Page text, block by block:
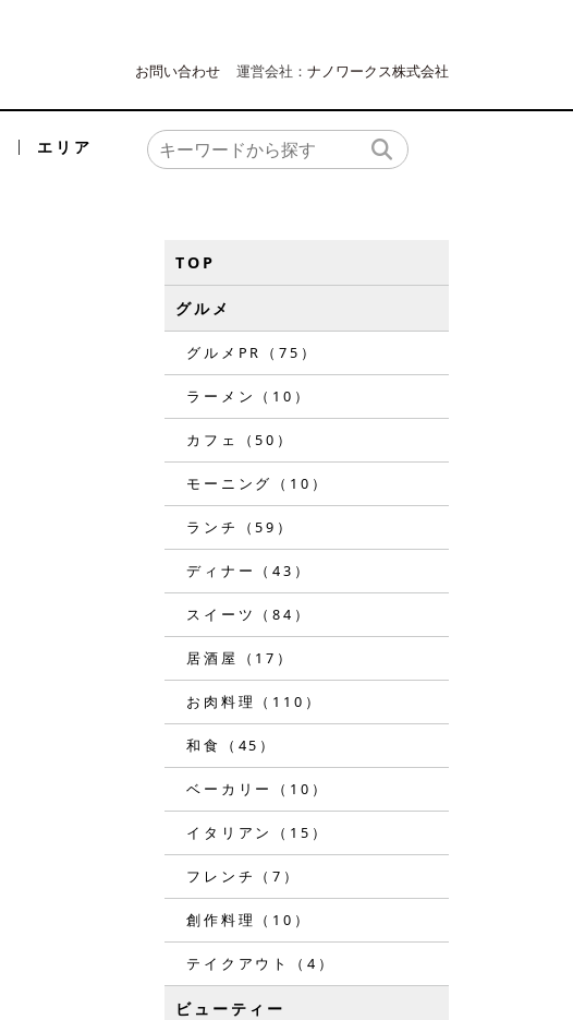
お問い合わせ 運営会社： ナノワークス株式会社
エリア
TOP
グルメ
グルメPR（75）
ラーメン（10）
カフェ（50）
モーニング（10）
ランチ（59）
ディナー（43）
スイーツ（84）
居酒屋（17）
お肉料理（110）
和食（45）
ベーカリー（10）
イタリアン（15）
フレンチ（7）
創作料理（10）
テイクアウト（4）
ビューティー